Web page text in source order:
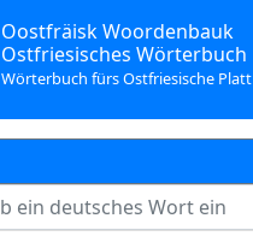
Oostfräisk Woordenbauk
Ostfriesisches Wörterbuch
Wörterbuch fürs Ostfriesische Platt